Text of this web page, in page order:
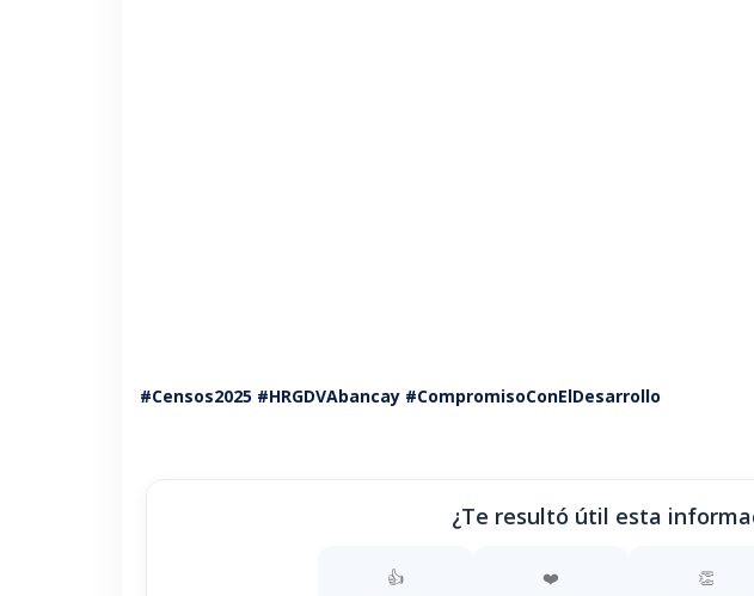
#Censos2025 #HRGDVAbancay #CompromisoConElDesarrollo
¿Te resultó útil esta
👍 ❤️ 👏